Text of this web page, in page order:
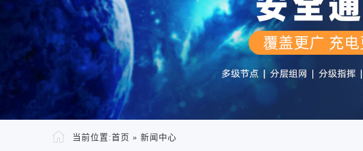
当前位置:首页 » 新闻中心